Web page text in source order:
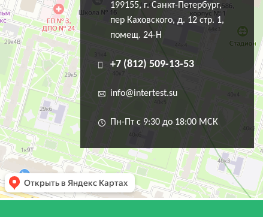
199155, г. Санкт-Петербург,
пер Каховского, д. 12 стр. 1,
помещ. 24-Н
+7 (812) 509-13-53
info@intertest.su
Пн-Пт с 9:30 до 18:00 МСК